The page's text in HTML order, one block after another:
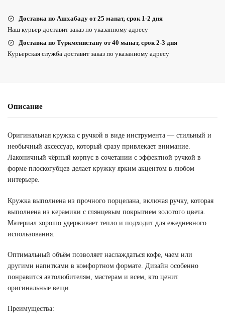
Доставка по Ашхабаду от 25 манат, срок 1-2 дня
Наш курьер доставит заказ по указанному адресу
Доставка по Туркменистану от 40 манат, срок 2-3 дня
Курьерская служба доставит заказ по указанному адресу
Описание
Оригинальная кружка с ручкой в виде инструмента — стильный и
необычный аксессуар, который сразу привлекает внимание.
Лаконичный чёрный корпус в сочетании с эффектной ручкой в
форме плоскогубцев делает кружку ярким акцентом в любом
интерьере.
Кружка выполнена из прочного порцелана, включая ручку, которая
выполнена из керамики с глянцевым покрытием золотого цвета.
Материал хорошо удерживает тепло и подходит для ежедневного
использования.
Оптимальный объём позволяет наслаждаться кофе, чаем или
другими напитками в комфортном формате. Дизайн особенно
понравится автолюбителям, мастерам и всем, кто ценит
оригинальные вещи.
Преимущества: